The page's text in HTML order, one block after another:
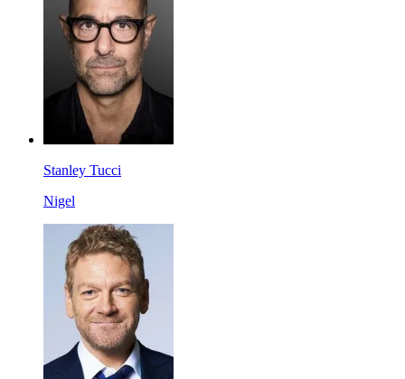
Stanley Tucci
Nigel